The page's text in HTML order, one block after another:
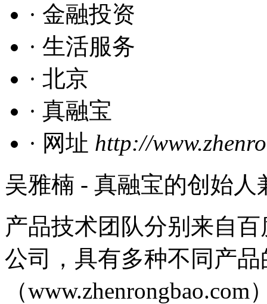
· 金融投资
· 生活服务
· 北京
· 真融宝
· 网址 http://
吴雅楠 - 真融宝的创始人
产品技术团队分别来自
公司，具有多种不同产
（